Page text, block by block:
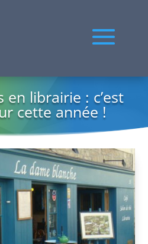
en librairie : c’est
cette année !